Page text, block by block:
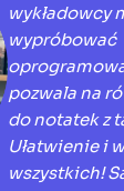
wykładowcy
wypróbować
pozwala na
do notatek z
Ułatwienie i
wszystkich!